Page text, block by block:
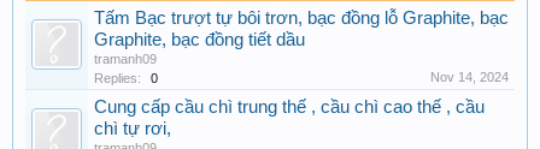
Tấm Bạc trượt tự bôi trơn, bạc đồng lỗ Graphite, bạc
Graphite, bạc đồng tiết dầu
tramanh09
Replies:
0 Nov 14, 2024
Cung cấp cầu chì trung thế , cầu chì cao thế , cầu
chì tự rơi,